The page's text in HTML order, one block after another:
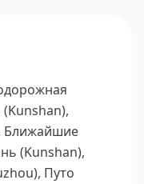
Ближайшие
(Kunshan),
Путо